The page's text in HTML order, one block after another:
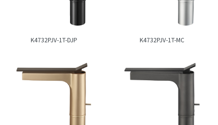
K4732PJV-1T-DJP K4732PJV-1T-MC